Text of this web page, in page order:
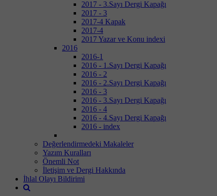
2017 - 3.Sayı Dergi Kapağı
2017 - 3
2017-4 Kapak
2017-4
2017 Yazar ve Konu indexi
2016
2016-1
2016 - 1.Sayı Dergi Kapağı
2016 - 2
2016 - 2.Sayı Dergi Kapağı
2016 - 3
2016 - 3.Sayı Dergi Kapağı
2016 - 4
2016 - 4.Sayı Dergi Kapağı
2016 - index
Değerlendirmedeki Makaleler
Yazım Kuralları
Önemli Not
İletişim ve Dergi Hakkında
İhlal Olayı Bildirimi